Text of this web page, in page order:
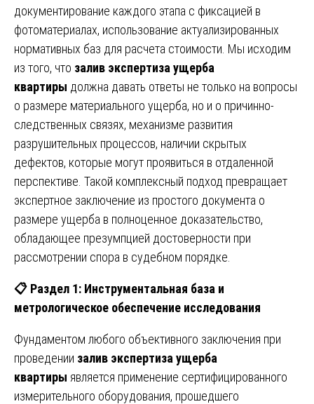
документирование каждого этапа с фиксацией в
фотоматериалах, использование актуализированных
нормативных баз для расчета стоимости. Мы исходим
из того, что залив экспертиза ущерба
квартиры должна давать ответы не только на вопросы
о размере материального ущерба, но и о причинно-
следственных связях, механизме развития
разрушительных процессов, наличии скрытых
дефектов, которые могут проявиться в отдаленной
перспективе. Такой комплексный подход превращает
экспертное заключение из простого документа о
размере ущерба в полноценное доказательство,
обладающее презумпцией достоверности при
рассмотрении спора в судебном порядке.
📋 Раздел 1: Инструментальная база и
метрологическое обеспечение исследования
Фундаментом любого объективного заключения при
проведении залив экспертиза ущерба
квартиры является применение сертифицированного
измерительного оборудования, прошедшего